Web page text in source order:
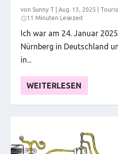
von Sunny T |Aug. 13, 2025
11 Minuten Lesezeit
Ich war am 24. Januar
Nürnberg in Deutschland
in...
WEITERLESEN